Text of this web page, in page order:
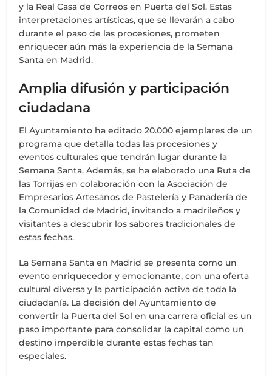
y la Real Casa de Correos en Puerta del Sol. Estas
interpretaciones artísticas, que se llevarán a cabo
durante el paso de las procesiones, prometen
enriquecer aún más la experiencia de la Semana
Santa en Madrid.
Amplia difusión y participación
ciudadana
El Ayuntamiento ha editado 20.000 ejemplares de un
programa que detalla todas las procesiones y
eventos culturales que tendrán lugar durante la
Semana Santa. Además, se ha elaborado una Ruta de
las Torrijas en colaboración con la Asociación de
Empresarios Artesanos de Pastelería y Panadería de
la Comunidad de Madrid, invitando a madrileños y
visitantes a descubrir los sabores tradicionales de
estas fechas.
La Semana Santa en Madrid se presenta como un
evento enriquecedor y emocionante, con una oferta
cultural diversa y la participación activa de toda la
ciudadanía. La decisión del Ayuntamiento de
convertir la Puerta del Sol en una carrera oficial es un
paso importante para consolidar la capital como un
destino imperdible durante estas fechas tan
especiales.